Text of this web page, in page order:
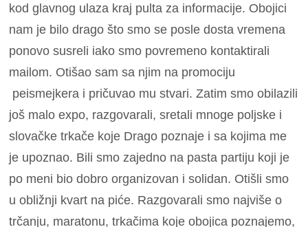
kod glavnog ulaza kraj pulta za informacije. Obojici
nam je bilo drago što smo se posle dosta vremena
ponovo susreli iako smo povremeno kontaktirali
mailom. Otišao sam sa njim na promociju
peismejkera i pričuvao mu stvari. Zatim smo obilazili
još malo expo, razgovarali, sretali mnoge poljske i
slovačke trkače koje Drago poznaje i sa kojima me
je upoznao. Bili smo zajedno na pasta partiju koji je
po meni bio dobro organizovan i solidan. Otišli smo
u obližnji kvart na piće. Razgovarali smo najviše o
trčanju, maratonu, trkačima koje obojica poznajemo,